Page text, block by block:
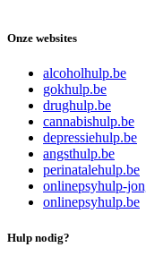
Onze websites
alcoholhulp.be
gokhulp.be
drughulp.be
cannabishulp.be
depressiehulp.be
angsthulp.be
perinatalehulp.be
onlinepsyhulp-
onlinepsyhulp.be
Hulp nodig?